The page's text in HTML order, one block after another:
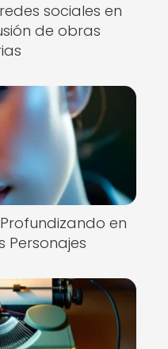
sociales en
de obras
en
Personajes